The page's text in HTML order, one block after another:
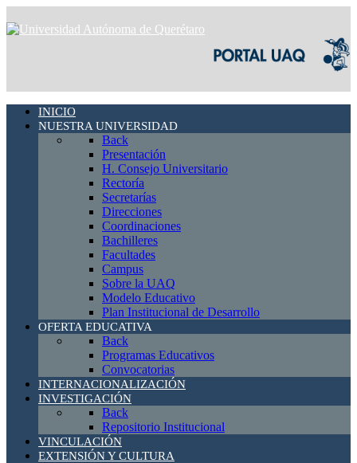
INICIO
NUESTRA UNIVERSIDAD
Back
Presentación
H. Consejo Universitario
Rectoría
Secretarías
Direcciones
Coordinaciones
Bachilleres
Facultades
Campus
Sobre la UAQ
Modelo Educativo
Plan Institucional de Desarrollo
OFERTA EDUCATIVA
Back
Programas Educativos
Convocatorias
INTERNACIONALIZACIÓN
INVESTIGACIÓN
Back
Repositorio Institucional
VINCULACIÓN
EXTENSIÓN Y CULTURA